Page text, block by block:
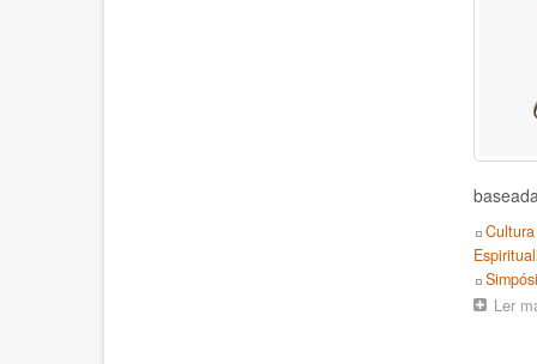
Topics
Cultura
Event
Ler